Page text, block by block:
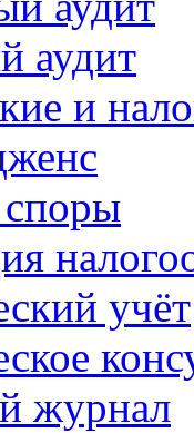
аудит
и
учёт
журнал